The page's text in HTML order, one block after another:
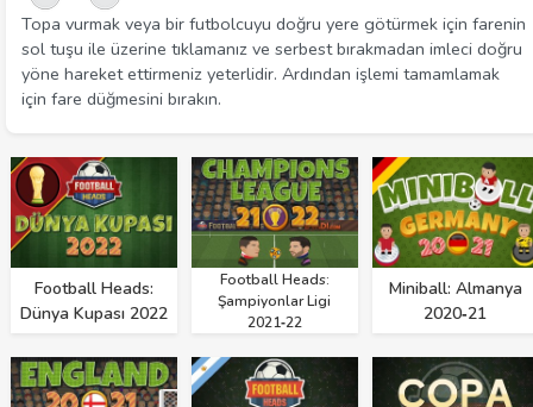
Topa vurmak veya bir futbolcuyu doğru yere götürmek için farenin
sol tuşu ile üzerine tıklamanız ve serbest bırakmadan imleci doğru
yöne hareket ettirmeniz yeterlidir. Ardından işlemi tamamlamak
için fare düğmesini bırakın.
Football Heads:
Dünya Kupası 2022
Football Heads:
Şampiyonlar Ligi
2021‑22
Miniball: Almanya
2020‑21